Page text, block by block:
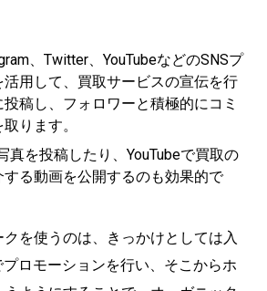
、Twitter、YouTubeなどのSNSプ
用して、買取サービスの宣伝を行
稿し、フォロワーと積極的にコミ
ります。
真を投稿したり、YouTubeで買取の
る動画を公開するのも効果的で
を使うのは、きっかけとしては入
ロモーションを行い、そこからホ